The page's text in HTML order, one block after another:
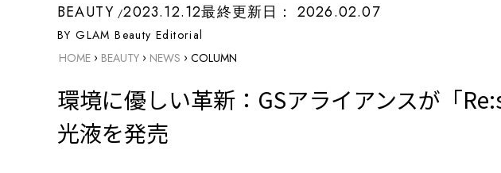
BEAUTY 2023.12.12最終更新日： 2026.02.07
BY GLAM Beauty Editorial
HOME › BEAUTY › NEWS › COLUMN
環境に優しい革新：GSアライアンスが「
光液を発売